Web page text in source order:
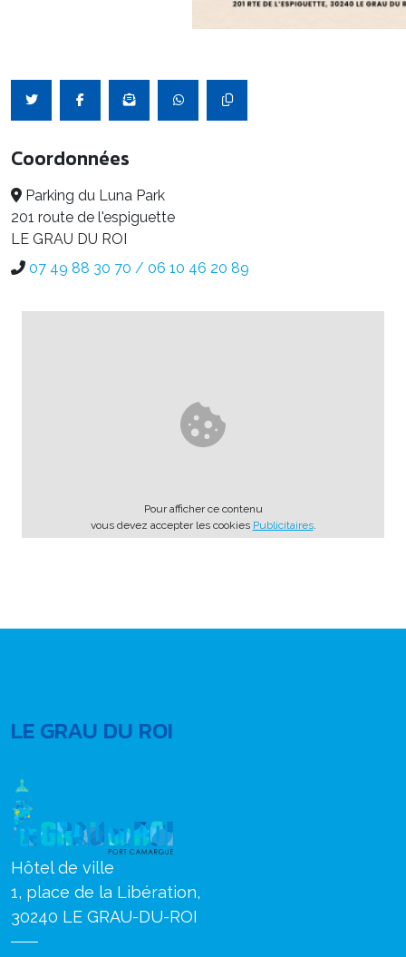
Coordonnées
Parking du Luna Park
201 route de l'espiguette
LE GRAU DU ROI
07 49 88 30 70 / 06 10 46 20 89
Pour afficher ce contenu
vous devez accepter les cookies Publicitaires.
LE GRAU DU ROI
Hôtel de ville
1, place de la Libération,
30240 LE GRAU-DU-ROI